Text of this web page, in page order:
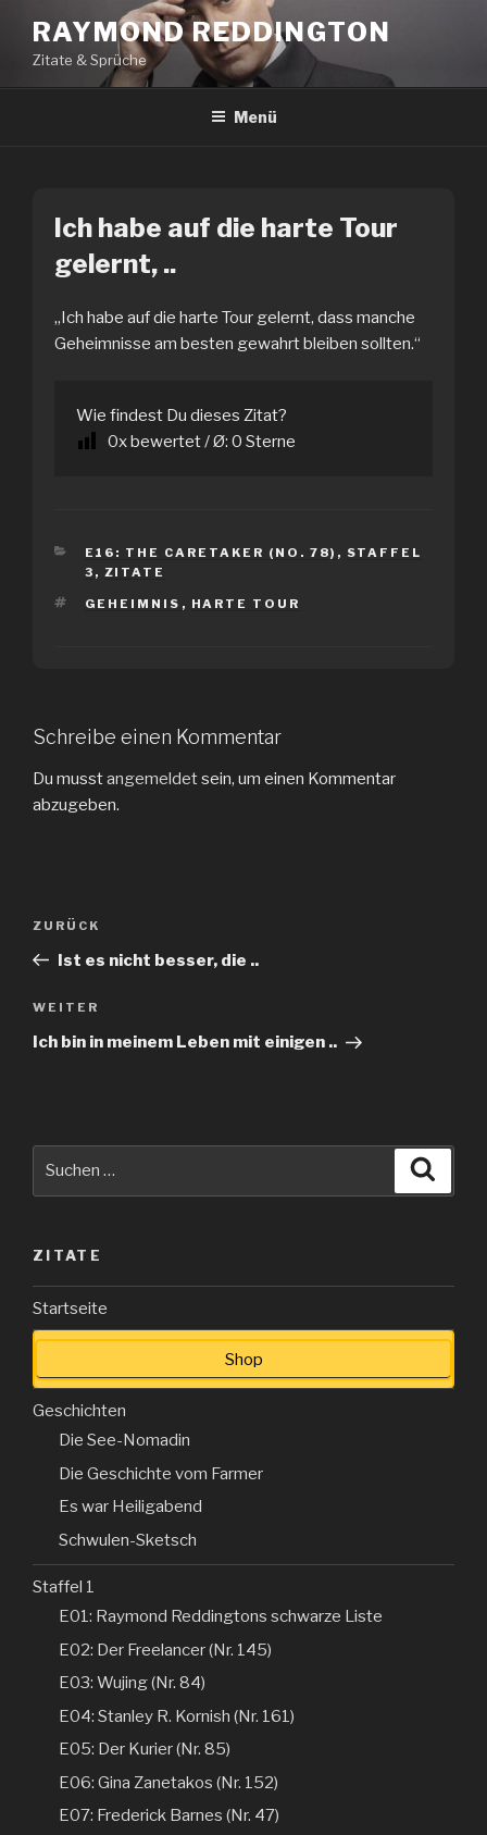
Inhalt
springen
RAYMOND REDDINGTON
Zitate & Sprüche
Menü
Ich habe auf die harte Tour
gelernt, ..
„Ich habe auf die harte Tour gelernt, dass manche
Geheimnisse am besten gewahrt bleiben sollten.“
Wie findest Du dieses Zitat?
0x bewertet / Ø: 0 Sterne
KATEGORIEN
E16: THE CARETAKER (NO. 78) , STAFFEL
3 , ZITATE
SCHLAGWÖRTER
GEHEIMNIS , HARTE TOUR
Schreibe einen Kommentar
Du musstangemeldetsein, um einen Kommentar
abzugeben.
Beitragsnavigation
Vorheriger
Beitrag
ZURÜCK
Ist es nicht besser, die ..
Nächster
Beitrag
WEITER
Ich bin in meinem Leben mit einigen ..
ZITATE
Startseite
Shop
Geschichten
Die See-Nomadin
Die Geschichte vom Farmer
Es war Heiligabend
Schwulen-Sketsch
Staffel 1
E01: Raymond Reddingtons schwarze Liste
E02: Der Freelancer (Nr. 145)
E03: Wujing (Nr. 84)
E04: Stanley R. Kornish (Nr. 161)
E05: Der Kurier (Nr. 85)
E06: Gina Zanetakos (Nr. 152)
E07: Frederick Barnes (Nr. 47)